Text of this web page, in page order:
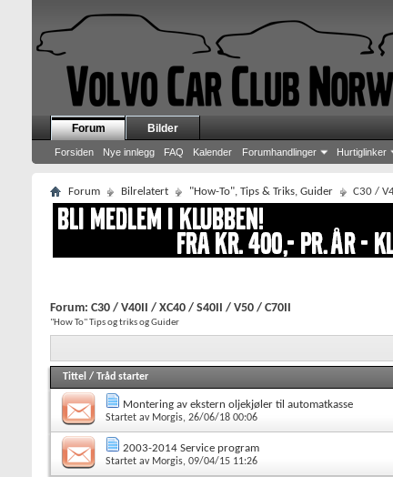
Forum
Forsiden Nye innlegg FAQ Kalender Forumhandlinger Hurtiglinker
Bilder
Forum Bilrelatert "How-To", Tips & Triks, Guider C30 /
Forum: C30 / V40II / XC40 / S40II / V50 / C70II
"How To" Tips og triks og Guider
Tittel / Tråd starter
Montering av ekstern oljekjøler til automatkasse
Startet av Morgis, 26/06/18 00:06
2003-2014 Service program
Startet av Morgis, 09/04/15 11:26